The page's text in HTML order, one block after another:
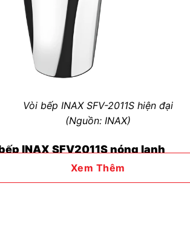
Vòi bếp INAX SFV-2011S hiện đại
(Nguồn: INAX)
INAX SFV2011S nóng lạnh
Xem Thêm